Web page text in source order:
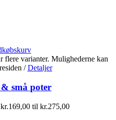
flere varianter. Mulighederne kan
/ Detaljer
små poter
til kr.275,00